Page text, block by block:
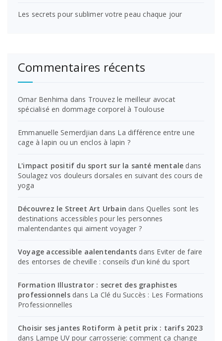
Les secrets pour sublimer votre peau chaque jour
Commentaires récents
Omar Benhima dans Trouvez le meilleur avocat
spécialisé en dommage corporel à Toulouse
Emmanuelle Semerdjian dans La différence entre une
cage à lapin ou un enclos à lapin ?
L'impact positif du sport sur la santé mentale dans
Soulagez vos douleurs dorsales en suivant des cours de
yoga
Découvrez le Street Art Urbain dansQuelles sont les
destinations accessibles pour les personnes
malentendantes qui aiment voyager ?
Voyage accessible aalentendants dans Eviter de faire
des entorses de cheville : conseils d’un kiné du sport
Formation Illustrator : secret des graphistes
professionnelsdans La Clé du Succès : Les Formations
Professionnelles
Choisir ses jantes Rotiform à petit prix : tarifs 2023
dans Lampe UV pour carrosserie: comment ça change